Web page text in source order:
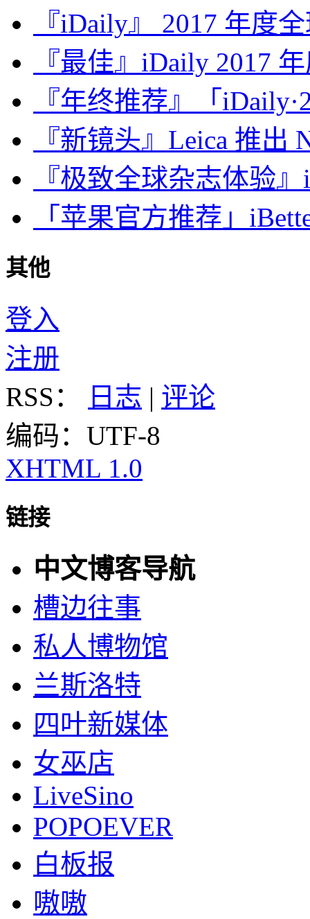
『iDaily』 2017 年度
『最佳』iDaily 2017
『年终推荐』「
『新镜头』Leica 推出
『极致全球杂志体验
「苹果官方推荐」
其他
登入
注册
RSS：
日志 | 评论
编码：UTF-8
XHTML 1.0
链接
中文博客导航
槽边往事
私人博物馆
兰斯洛特
四叶新媒体
女巫店
LiveSino
POPOEVER
白板报
嗷嗷